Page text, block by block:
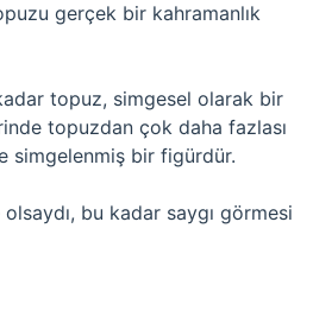
gerçek bir kahramanlık
topuz, simgesel olarak bir
topuzdan çok daha fazlası
simgelenmiş bir figürdür.
bu kadar saygı görmesi